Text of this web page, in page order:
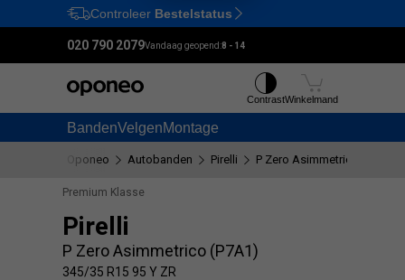
Ctrl M
Controleer Bestelstatus
020 790 2079Vandaag geopend:8 - 14
BandenVelgenMontage
ContrastWinkelmand
Oponeo Autobanden Pirelli P Zero Asimmetrico (P7A1)
Premium Klasse
Pirelli
P Zero Asimmetrico (P7A1)
345/35 R15 95 Y ZR